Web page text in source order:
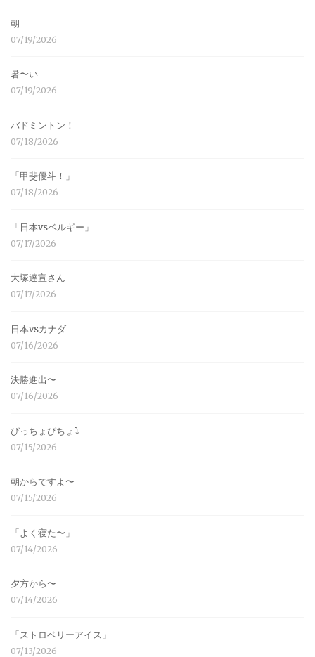
朝
07/19/2026
暑〜い
07/19/2026
バドミントン！
07/18/2026
「甲斐優斗！」
07/18/2026
「日本vsベルギー」
07/17/2026
大塚達宣さん
07/17/2026
日本vsカナダ
07/16/2026
決勝進出〜
07/16/2026
びっちょびちょ⤵︎
07/15/2026
朝からですよ〜
07/15/2026
「よく寝た〜」
07/14/2026
夕方から〜
07/14/2026
「ストロベリーアイス」
07/13/2026